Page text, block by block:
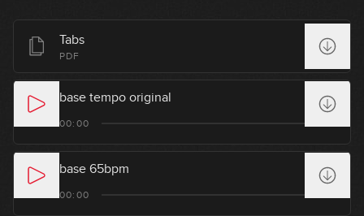
Tabs
PDF
base tempo original
00:00
base 65bpm
00:00
03:24
07:47